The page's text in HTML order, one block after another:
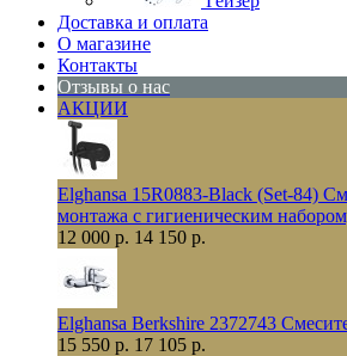
Доставка и оплата
О магазине
Контакты
Отзывы о нас
АКЦИИ
Elghansa 15R0883-Black (Set-84)
монтажа с гигиеническим
12 000 р. 14 150 р.
Elghansa Berkshire 2372743
15 550 р. 17 105 р.